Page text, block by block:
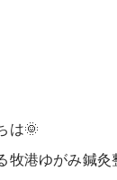
は🌞
牧港ゆがみ鍼